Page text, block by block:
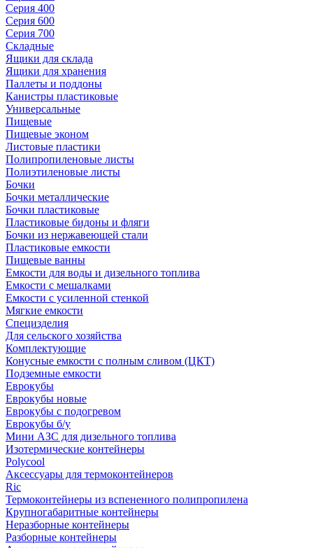
Серия 400
Серия 600
Серия 700
Складные
Ящики для склада
Ящики для хранения
Паллеты и поддоны
Канистры пластиковые
Универсальные
Пищевые
Пищевые эконом
Листовые пластики
Полипропиленовые листы
Полиэтиленовые листы
Бочки
Бочки металлические
Бочки пластиковые
Пластиковые бидоны и фляги
Бочки из нержавеющей стали
Пластиковые емкости
Пищевые ванны
Емкости для воды и дизельного топлива
Емкости с мешалками
Емкости с усиленной стенкой
Мягкие емкости
Специзделия
Для сельского хозяйства
Комплектующие
Конусные емкости с полным сливом (ЦКТ)
Подземные емкости
Еврокубы
Еврокубы новые
Еврокубы с подогревом
Еврокубы б/у
Мини АЗС для дизельного топлива
Изотермические контейнеры
Polycool
Аксессуары для термоконтейнеров
Ric
Термоконтейнеры из вспененного полипропилена
Крупногабаритные контейнеры
Неразборные контейнеры
Разборные контейнеры